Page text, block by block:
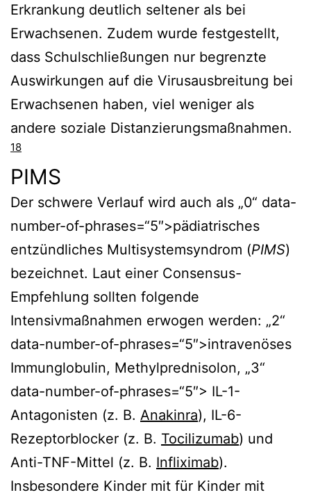
Erkrankung deutlich seltener als bei
Erwachsenen. Zudem wurde festgestellt,
dass Schulschließungen nur begrenzte
Auswirkungen auf die Virusausbreitung bei
Erwachsenen haben, viel weniger als
andere soziale Distanzierungsmaßnahmen.
18
PIMS
Der schwere Verlauf wird auch als „0“ data-
number-of-phrases=“5″>pädiatrisches
entzündliches Multisystemsyndrom (PIMS)
bezeichnet. Laut einer Consensus-
Empfehlung sollten folgende
Intensivmaßnahmen erwogen werden: „2“
data-number-of-phrases=“5″>intravenöses
Immunglobulin, Methylprednisolon, „3“
data-number-of-phrases=“5″> IL-1-
Antagonisten (z. B. Anakinra), IL-6-
Rezeptorblocker (z. B. Tocilizumab) und
Anti-TNF-Mittel (z. B. Infliximab).
Insbesondere Kinder mit für Kinder mit